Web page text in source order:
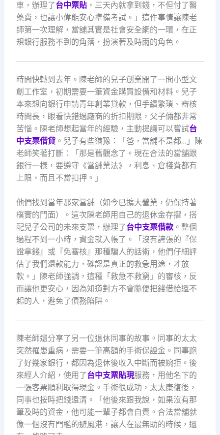
車，辦理了台中票貼，三天內就拿到錢，不但付了醫
藥費，也讓小偉能安心準備考試。」這件事情讓陳老
師第一次理解，當舖其實是社會安全網的一環，在正
規銀行服務不到的角落，扮演著及時雨的角色。
時間快轉到去年。陳老師的兒子創業開了一間小型文
創工作室，初期需要一筆資金購買設備和材料。兒子
本來想向銀行申請青年創業貸款，但手續繁瑣、審核
時間長，眼看快錯過廠商的折扣期限，父子倆都非常
苦惱。陳老師想起當年的經驗，主動提議可以嘗試台
中支票借貸。兒子有些猶豫：「爸，當舖不是都…」陳
老師笑著打斷：「那是舊觀念了。現在合法的當舖跟
銀行一樣，要遵守《當舖業法》，利息、倉棧費都有
上限，而且不當扣押。」
他們找到當年那家當舖（如今已擴大營業，仍保持著
樸實的門面）。這次陳老師用自己的退休金存摺，搭
配兒子公司的未來支票，辦理了台中支票借款。整個
過程不到一小時，資金就入帳了。「沒有誇張的『保
證拿錢』或『免審核』那種騙人的話術，他們仔細評
估了我們還款能力，確認是真正的救急用途，才放
款。」陳老師強調，這種「救急不救窮」的審核，反
而讓他更安心，因為知道對方不會隨便把錢借給還不
起的人，避免了債務陷阱。
陳老師還分享了另一位退休同事的故事。同事的太太
突然罹患重病，需要一筆高額的手術保證金。同事跑
了好幾家銀行，都因為退休後收入中斷而被婉拒。後
來經人介紹，使用了台中支票貼現服務，用他名下的
一張客票順利取得現金。手術很成功，太太康復後，
同事也按時把錢還清。「他後來跟我說，如果沒有那
筆及時的資金，他可能一輩子都會自責。合法當舖就
像一個沒有門檻的避風港，讓人在最無助的時候，還